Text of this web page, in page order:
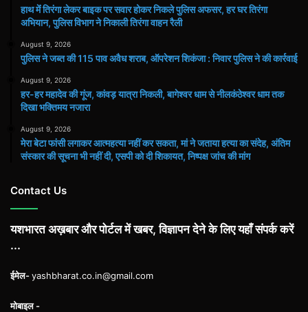
हाथ मेंं तिरंगा लेकर बाइक पर सवार होकर निकले पुलिस अफसर, हर घर तिरंगा
अभियान, पुलिस विभाग ने निकाली तिरंगा वाहन रैली
August 9, 2026
पुलिस ने जब्त की 115 पाव अवैध शराब, ऑपरेशन शिकंजा : निवार पुलिस ने की कार्रवाई
August 9, 2026
हर-हर महादेव की गूंज, कांवड़ यात्रा निकली, बागेश्वर धाम से नीलकंठेश्वर धाम तक
दिखा भक्तिमय नजारा
August 9, 2026
मेरा बेटा फांसी लगाकर आत्महत्या नहीं कर सकता, मां ने जताया हत्या का संदेह, अंतिम
संस्कार की सूचना भी नहीं दी, एसपी को दी शिकायत, निष्पक्ष जांच की मांग
Contact Us
यशभारत अख़बार और पोर्टल में खबर, विज्ञापन देने के लिए यहाँ संपर्क करें
...
ईमेल-yashbharat.co.in@gmail.com
मोबाइल -